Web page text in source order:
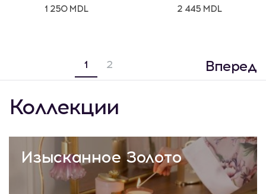
1 250 MDL 2 445 MDL
1 2 Вперед
Коллекции
Изысканное Золото